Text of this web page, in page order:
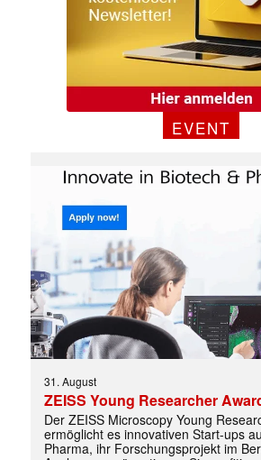
EVENT
31. August
ZEISS Young Researcher
Der ZEISS Microscopy Young
ermöglicht es innovativen Start-ups
Pharma, ihr Forschungsprojekt im